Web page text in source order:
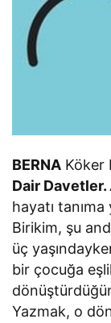
BERNA Köker
Dair Davetler.
hayatı
Birikim, şu
üç
bir çocuğa
Yazmak, o